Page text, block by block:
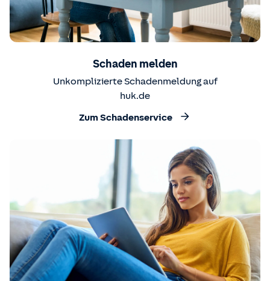
Schaden melden
Unkomplizierte Schadenmeldung auf
huk.de
Zum Schadenservice